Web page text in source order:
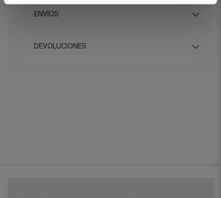
ENVÍOS
DEVOLUCIONES